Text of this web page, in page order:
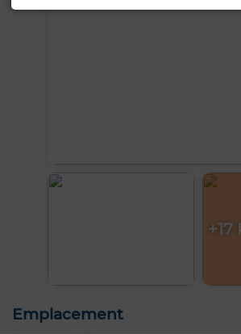
+17
Emplacement